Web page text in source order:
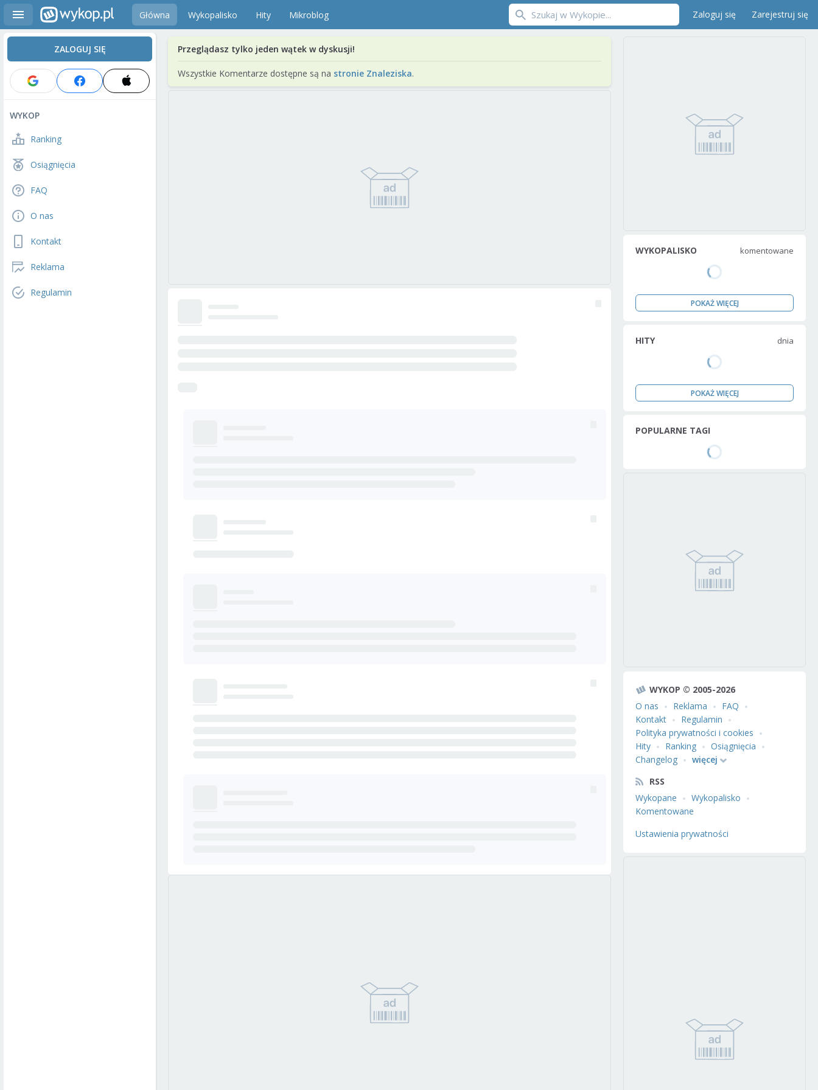
Główna Wykopalisko Hity Mikroblog Zaloguj się Zarejestruj się
ZALOGUJ SIĘ
WYKOP
Ranking
Osiągnięcia
FAQ
O nas
Kontakt
Reklama
Regulamin
Przeglądasz tylko jeden wątek w dyskusji!
Wszystkie Komentarze dostępne są na stronie Znaleziska.
WYKOPALISKO komentowane
POKAŻ WIĘCEJ
HITY dnia
POKAŻ WIĘCEJ
POPULARNE TAGI
WYKOP © 2005-2026
O nas
Reklama
FAQ
Kontakt
Regulamin
Polityka prywatności i cookies
Hity
Ranking
Osiągnięcia
Changelog
więcej
RSS
Wykopane
Wykopalisko
Komentowane
Ustawienia prywatności